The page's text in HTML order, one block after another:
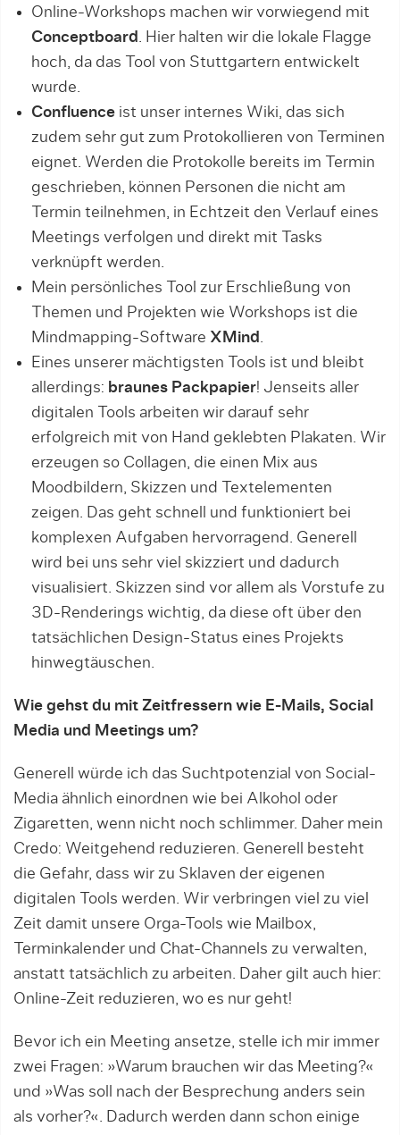
Online-Workshops machen wir vorwiegend mit
Conceptboard . Hier halten wir die lokale Flagge
hoch, da das Tool von Stuttgartern entwickelt
wurde.
Confluence ist unser internes Wiki, das sich
zudem sehr gut zum Protokollieren von Terminen
eignet. Werden die Protokolle bereits im Termin
geschrieben, können Personen die nicht am
Termin teilnehmen, in Echtzeit den Verlauf eines
Meetings verfolgen und direkt mit Tasks
verknüpft werden.
Mein persönliches Tool zur Erschließung von
Themen und Projekten wie Workshops ist die
Mindmapping-Software XMind .
Eines unserer mächtigsten Tools ist und bleibt
allerdings: braunes Packpapier! Jenseits aller
digitalen Tools arbeiten wir darauf sehr
erfolgreich mit von Hand geklebten Plakaten. Wir
erzeugen so Collagen, die einen Mix aus
Moodbildern, Skizzen und Textelementen
zeigen. Das geht schnell und funktioniert bei
komplexen Aufgaben hervorragend. Generell
wird bei uns sehr viel skizziert und dadurch
visualisiert. Skizzen sind vor allem als Vorstufe zu
3D-Renderings wichtig, da diese oft über den
tatsächlichen Design-Status eines Projekts
hinwegtäuschen.
Wie gehst du mit Zeitfressern wie E-Mails, Social
Media und Meetings um?
Generell würde ich das Suchtpotenzial von Social-
Media ähnlich einordnen wie bei Alkohol oder
Zigaretten, wenn nicht noch schlimmer. Daher mein
Credo: Weitgehend reduzieren. Generell besteht
die Gefahr, dass wir zu Sklaven der eigenen
digitalen Tools werden. Wir verbringen viel zu viel
Zeit damit unsere Orga-Tools wie Mailbox,
Terminkalender und Chat-Channels zu verwalten,
anstatt tatsächlich zu arbeiten. Daher gilt auch hier:
Online-Zeit reduzieren, wo es nur geht!
Bevor ich ein Meeting ansetze, stelle ich mir immer
zwei Fragen: »Warum brauchen wir das Meeting?«
und »Was soll nach der Besprechung anders sein
als vorher?«. Dadurch werden dann schon einige